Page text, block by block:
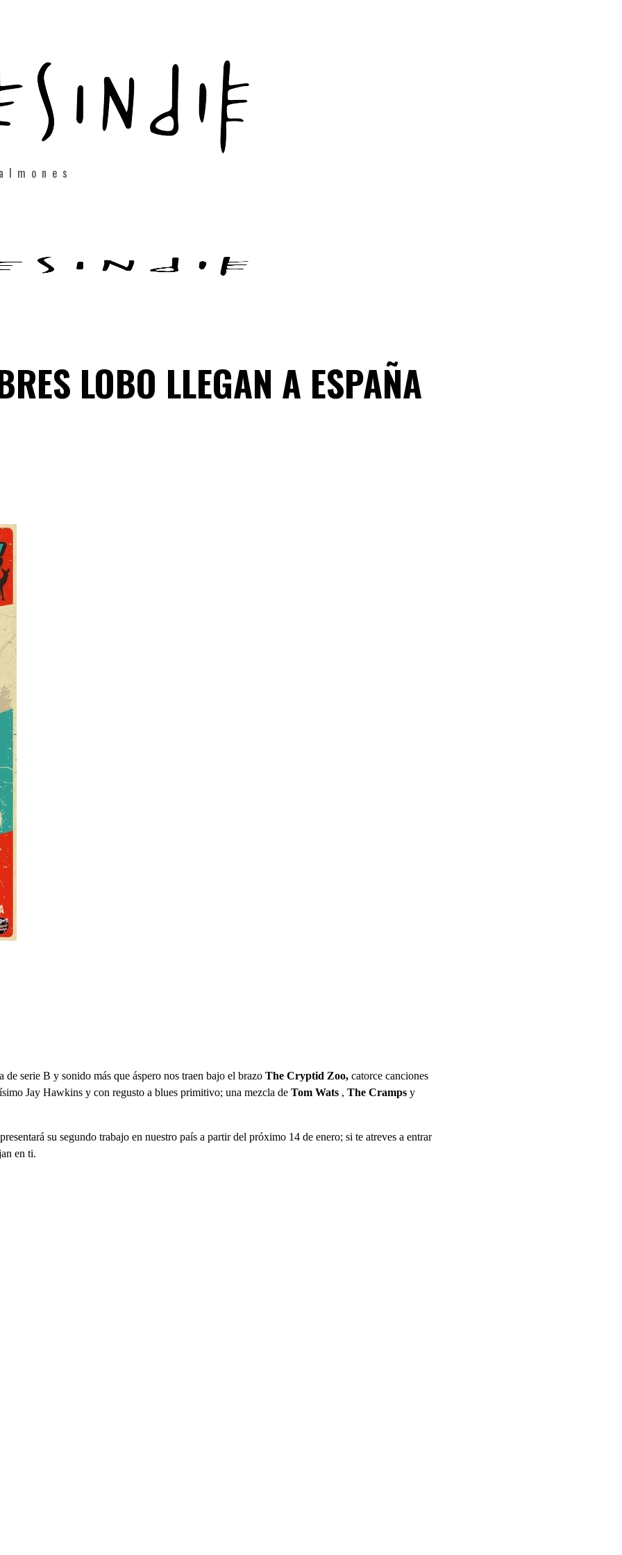
LOBO LLEGAN A ESPAÑA
serie B y sonido más que áspero nos traen bajo el brazo The Cryptid Zoo, catorce canciones
Jay Hawkins y con regusto a blues primitivo; una mezcla de Tom Wats , The Cramps y
su segundo trabajo en nuestro país a partir del próximo 14 de enero; si te atreves a entrar
en ti.